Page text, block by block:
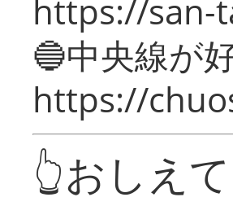
https://san-
🔵中央線が
https://
👆おしえ